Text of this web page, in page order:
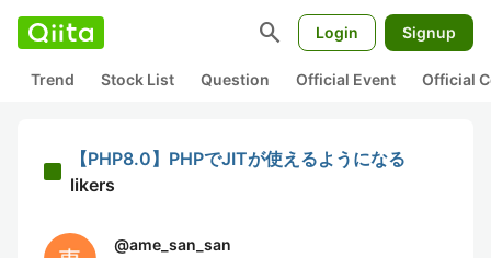
search Login Signup
Trend Stock List Question Official Event Official
【PHP8.0】PHPでJITが使えるようになる
likers
@ame_san_san